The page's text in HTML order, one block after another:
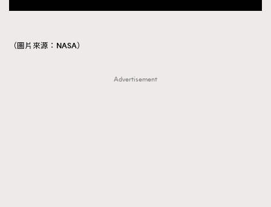
（圖片來源：NASA）
Advertisement